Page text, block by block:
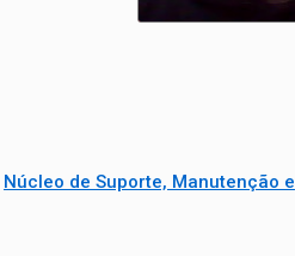
Núcleo de Suporte, Manutenção e